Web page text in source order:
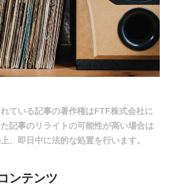
ている記事の著作権はFTF株式会社に
記事のリライトの可能性が高い場合は
、即日中に法的な処置を行います。
ンテンツ